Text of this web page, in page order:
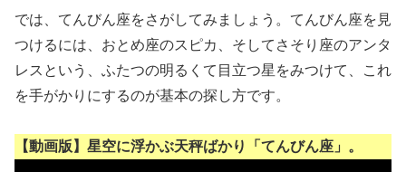
では、てんびん座をさがしてみましょう。てんびん座を見
つけるには、おとめ座のスピカ、そしてさそり座のアンタ
レスという、ふたつの明るくて目立つ星をみつけて、これ
を手がかりにするのが基本の探し方です。
【動画版】星空に浮かぶ天秤ばかり「てんびん座」。